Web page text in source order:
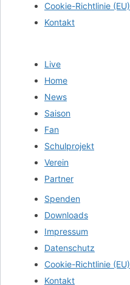
Cookie-Richtlinie (EU)
Kontakt
Live
Home
News
Saison
Fan
Schulprojekt
Verein
Partner
Spenden
Downloads
Impressum
Datenschutz
Cookie-Richtlinie (EU)
Kontakt